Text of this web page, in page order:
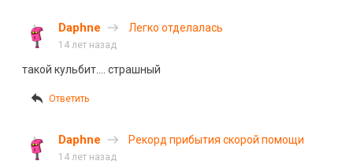
Daphne Легко отделалась
14 лет назад
такой кульбит…. страшный
Ответить
Daphne Рекорд прибытия скорой помощи
14 лет назад